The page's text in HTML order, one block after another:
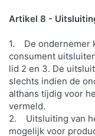
Artikel 8 -
1. De ondernemer
consument
lid 2 en 3. De
slechts indien de
althans tijdig voor
vermeld.
2. Uitsluiting van
mogelijk voor